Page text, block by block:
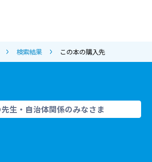
検索結果 この本の購入先
生・自治体関係のみなさま